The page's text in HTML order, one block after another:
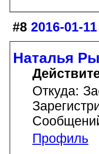
#8 2016-01-
Наталья
Откуда:
Профиль